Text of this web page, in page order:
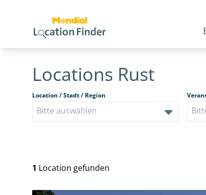
Locations Rust
Location / Stadt / Region
1 Location gefunden